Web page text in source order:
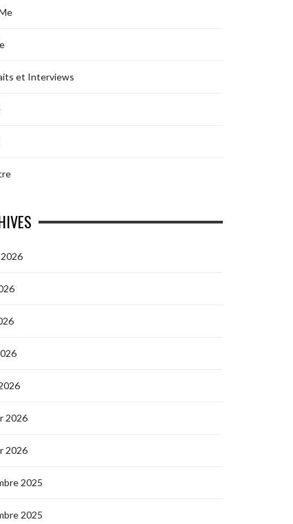
et Interviews
2026
2026
2025
2025